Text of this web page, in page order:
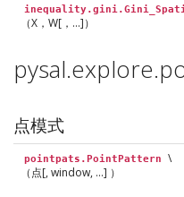
（X，W[，…]）
点模式
pointpats.PointPattern
\
（点[, window, ...] ）